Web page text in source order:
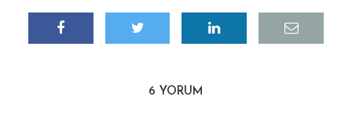
6 YORUM